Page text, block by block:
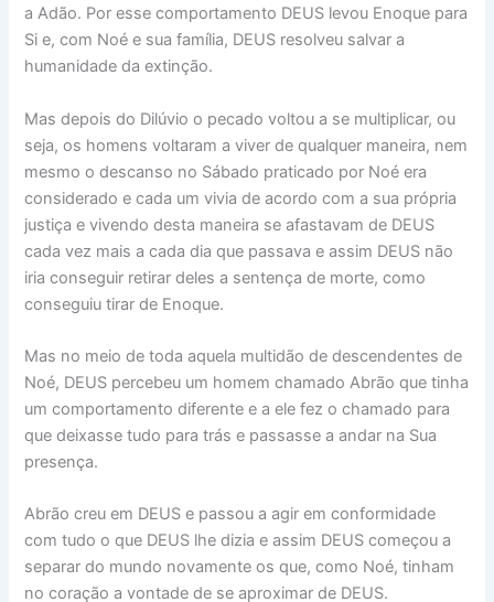
a Adão. Por esse comportamento DEUS levou Enoque para
Si e, com Noé e sua família, DEUS resolveu salvar a
humanidade da extinção.
Mas depois do Dilúvio o pecado voltou a se multiplicar, ou
seja, os homens voltaram a viver de qualquer maneira, nem
mesmo o descanso no Sábado praticado por Noé era
considerado e cada um vivia de acordo com a sua própria
justiça e vivendo desta maneira se afastavam de DEUS
cada vez mais a cada dia que passava e assim DEUS não
iria conseguir retirar deles a sentença de morte, como
conseguiu tirar de Enoque.
Mas no meio de toda aquela multidão de descendentes de
Noé, DEUS percebeu um homem chamado Abrão que tinha
um comportamento diferente e a ele fez o chamado para
que deixasse tudo para trás e passasse a andar na Sua
presença.
Abrão creu em DEUS e passou a agir em conformidade
com tudo o que DEUS lhe dizia e assim DEUS começou a
separar do mundo novamente os que, como Noé, tinham
no coração a vontade de se aproximar de DEUS.